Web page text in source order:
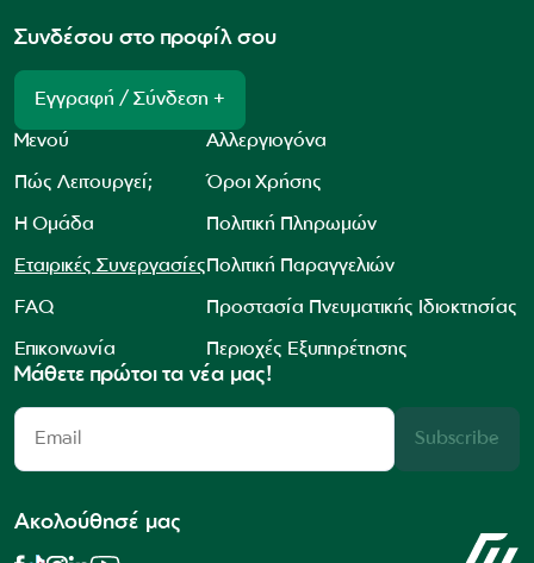
Συνδέσου στο προφίλ σου
Εγγραφή / Σύνδεση +
Μενού
Πώς Λειτουργεί;
Η Ομάδα
Εταιρικές Συνεργασίες
FAQ
Επικοινωνία
Αλλεργιογόνα
Όροι Χρήσης
Πολιτική Πληρωμών
Πολιτική Παραγγελιών
Προστασία Πνευματικής Ιδιοκτησίας
Περιοχές Εξυπηρέτησης
Μάθετε πρώτοι τα νέα μας!
Subscribe
Ακολούθησέ μας